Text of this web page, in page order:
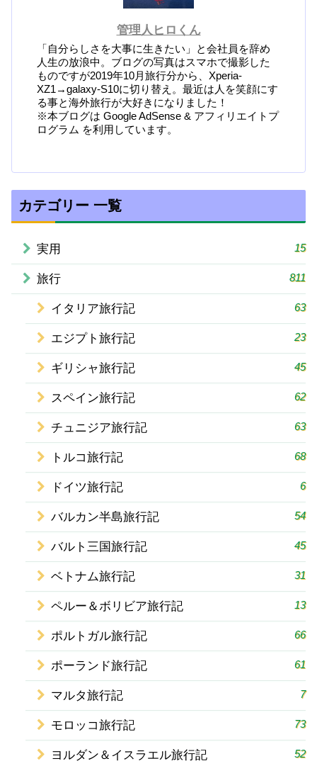
管理人ヒロくん
「自分らしさを大事に生きたい」と会社員を辞め
人生の放浪中。ブログの写真はスマホで撮影した
ものですが2019年10月旅行分から、Xperia-
XZ1→galaxy-S10に切り替え。最近は人を笑顔にす
る事と海外旅行が大好きになりました！
※本ブログは Google AdSense & アフィリエイトプ
ログラム を利用しています。
カテゴリー 一覧
実用 15
旅行 811
イタリア旅行記 63
エジプト旅行記 23
ギリシャ旅行記 45
スペイン旅行記 62
チュニジア旅行記 63
トルコ旅行記 68
ドイツ旅行記 6
バルカン半島旅行記 54
バルト三国旅行記 45
ベトナム旅行記 31
ペルー＆ボリビア旅行記 13
ポルトガル旅行記 66
ポーランド旅行記 61
マルタ旅行記 7
モロッコ旅行記 73
ヨルダン＆イスラエル旅行記 52